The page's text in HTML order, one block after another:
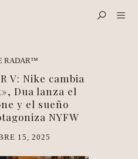
RADAR™
V: Nike cambia
Dua lanza el
y el sueño
NYFW
15, 2025